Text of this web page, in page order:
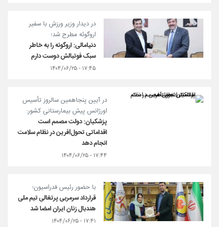
در دیدار وزیر ورزش با سفیر
اروگوئه مطرح شد؛
دنیامالی: اروگوئه را به خاطر
سبک فوتبالش دوست دارم
۱۷:۴۵ - ۱۴۰۴/۰۶/۲۵
در آیین پنجاهمین سالروز تأسیس
اورژانس پیش بیمارستانی کشور:
پزشکیان: دولت مصمم است
اقداماتی تحول‌آفرین در نظام سلامت
انجام دهد
۱۷:۴۴ - ۱۴۰۴/۰۶/۲۵
با حضور رئیس فدراسیون؛
قرارداد سرمربی پرتغالی تیم ملی
هندبال زنان ایران امضا شد
۱۷:۴۱ - ۱۴۰۴/۰۶/۲۵